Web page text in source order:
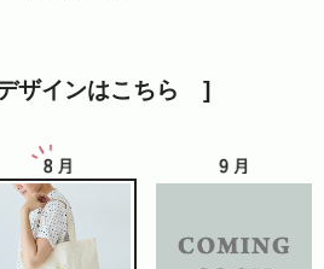
ザインはこちら